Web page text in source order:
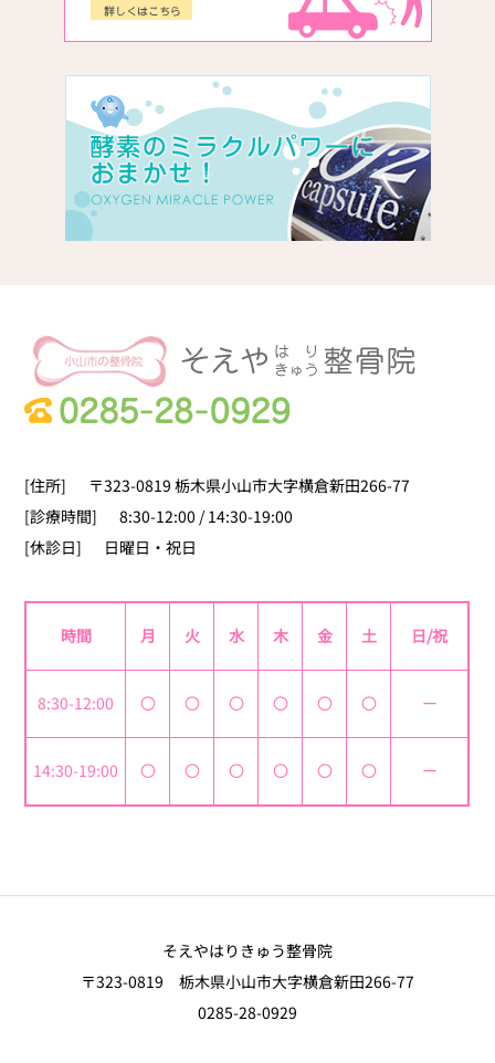
[住所]
〒323-0819 栃木県小山市大字横倉新田266-77
[診療時間]
8:30-12:00 / 14:30-19:00
[休診日]
日曜日・祝日
時間 月 火 水 木 金 土 日/祝
8:30-12:00 〇 〇 〇 〇 〇 〇 ー
14:30-19:00 〇 〇 〇 〇 〇 〇 ー
そえやはりきゅう整骨院
〒323-0819 栃木県小山市大字横倉新田266-77
0285-28-0929